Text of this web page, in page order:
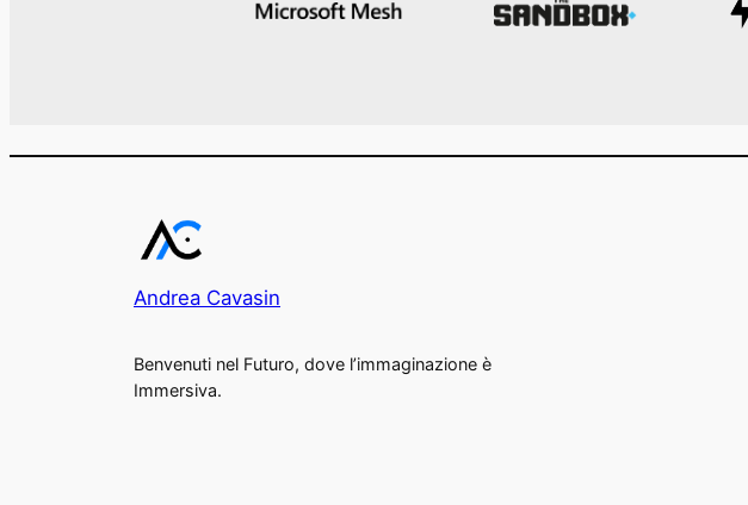
Andrea Cavasin
Benvenuti nel Futuro, dove l’immaginazione è
Immersiva.